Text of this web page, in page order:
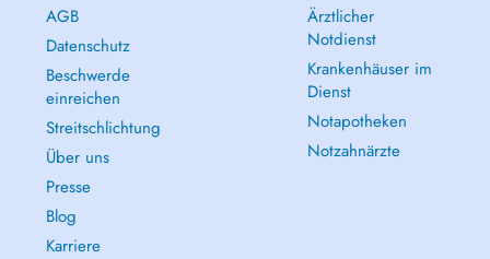
AGB
Datenschutz
Beschwerde
einreichen
Streitschlichtung
Über uns
Presse
Blog
Karriere
Ärztlicher
Notdienst
Krankenhäuser im
Dienst
Notapotheken
Notzahnärzte